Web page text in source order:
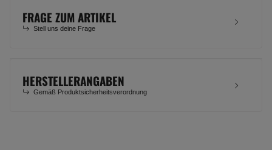
FRAGE ZUM ARTIKEL
Stell uns deine Frage
HERSTELLERANGABEN
Gemäß Produktsicherheitsverordnung